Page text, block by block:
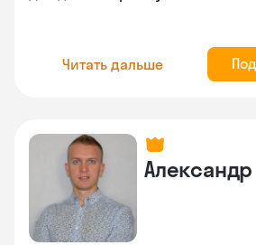
Читать дальше
Александр